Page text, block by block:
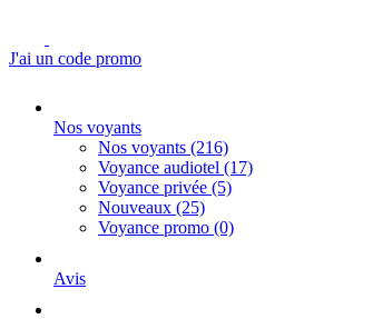
J'ai un code promo
Nos voyants
Nos voyants (216)
Voyance audiotel (17)
Voyance privée (5)
Nouveaux (25)
Voyance promo (0)
Avis